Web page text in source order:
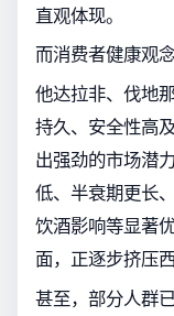
直观体现。
而消费者健康观
他达拉非、伐地
持久、安全性高
出强劲的市场潜
低、半衰期更长
饮酒影响等显著
面，正逐步挤压
甚至，部分人群